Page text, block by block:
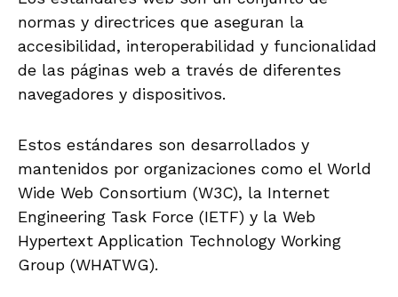
normas y directrices que aseguran la
accesibilidad, interoperabilidad y funcionalidad
de las páginas web a través de diferentes
navegadores y dispositivos.
Estos estándares son desarrollados y
mantenidos por organizaciones como el World
Wide Web Consortium (W3C), la Internet
Engineering Task Force (IETF) y la Web
Hypertext Application Technology Working
Group (WHATWG).